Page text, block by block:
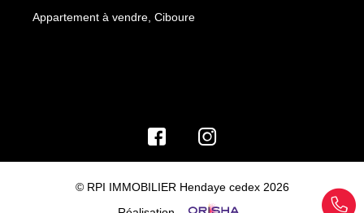
Appartement à vendre, Ciboure
© RPI IMMOBILIER Hendaye cedex 2026